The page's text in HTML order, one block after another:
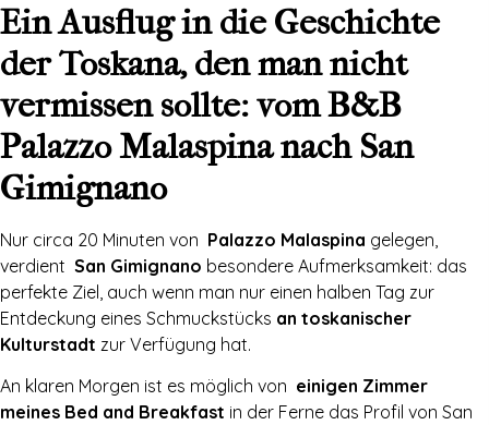
Ein Ausflug in die Geschichte
der Toskana, den man nicht
vermissen sollte: vom B&B
Palazzo Malaspina nach San
Gimignano
Nur circa 20 Minuten von Palazzo Malaspina gelegen,
verdient San Gimignano besondere Aufmerksamkeit: das
perfekte Ziel, auch wenn man nur einen halben Tag zur
Entdeckung eines Schmuckstücks an toskanischer
Kulturstadt zur Verfügung hat.
An klaren Morgen ist es möglich von einigen Zimmer
meines Bed and Breakfast in der Ferne das Profil von San